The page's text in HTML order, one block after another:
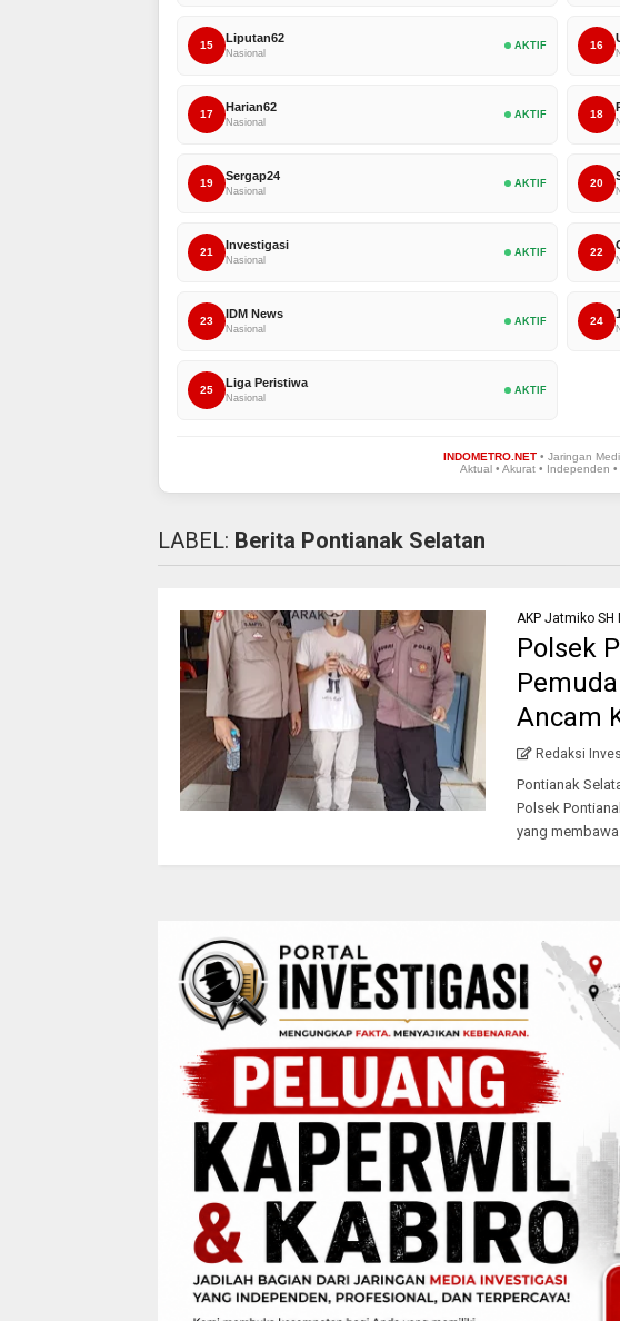
15
Liputan62
Nasional
AKTIF 16
17
Harian62
Nasional
AKTIF 18
19
Sergap24
Nasional
AKTIF 20
21
Investigasi
Nasional
AKTIF 22
23
IDM News
Nasional
AKTIF 24
25
Liga Peristiwa
Nasional
AKTIF
INDOMETRO.NET • Jaringan
Aktual • Akurat • Independen
LABEL: Berita Pontianak Selatan
AKP Jatmiko SH
Polsek
Ancam
Redaksi
Pontianak
Polsek
yang membawa